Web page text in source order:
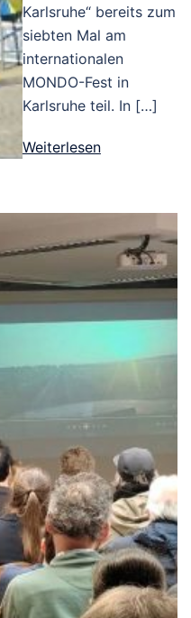
Karlsruhe“ bereits zum
siebten Mal am
internationalen
MONDO-Fest in
Karlsruhe teil. In […]
Weiterlesen